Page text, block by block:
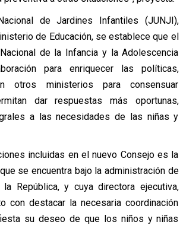
de Jardines Infantiles (JUNJI),
de Educación, se establece que el
de la Infancia y la Adolescencia
para enriquecer las políticas,
otros ministerios para consensuar
dar respuestas más oportunas,
a las necesidades de las niñas y
incluidas en el nuevo Consejo es la
se encuentra bajo la administración de
República, y cuya directora ejecutiva,
con destacar la necesaria coordinación
su deseo de que los niños y niñas